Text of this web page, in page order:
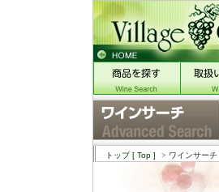
トップ[ Top ] > ワインサーチ